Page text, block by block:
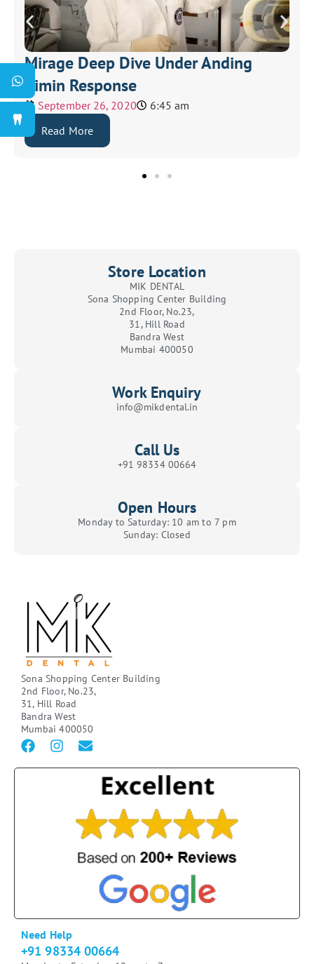
Mirage Deep Dive Under Anding
Timin Response
September 26, 2020
6:45 am
Read More
Store Location
MIK DENTAL
Sona Shopping Center Building
2nd Floor, No.23,
31, Hill Road
Bandra West
Mumbai 400050
Work Enquiry
info@mikdental.in
Call Us
+91 98334 00664
Open Hours
Monday to Saturday: 10 am to 7 pm
Sunday: Closed
Sona Shopping Center Building
2nd Floor, No.23,
31, Hill Road
Bandra West
Mumbai 400050
Need Help
+91 98334 00664